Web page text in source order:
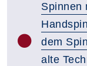
Spinnen
dem
alte